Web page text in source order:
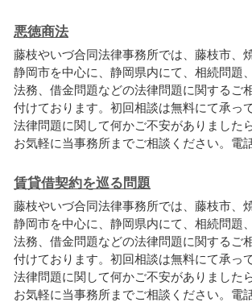
悪徳商法
藤枝やいづ合同法律事務所では、藤枝市、
静岡市を中心に、静岡県内にて、相続問題
法務、借金問題などの法律問題に関するご
付けております。初回相談は無料にて承っ
法律問題に関して何かご不安がありました
お気軽に当事務所までご相談ください。電
賃貸借契約を巡る問題
藤枝やいづ合同法律事務所では、藤枝市、
静岡市を中心に、静岡県内にて、相続問題
法務、借金問題などの法律問題に関するご
付けております。初回相談は無料にて承っ
法律問題に関して何かご不安がありました
お気軽に当事務所までご相談ください。電